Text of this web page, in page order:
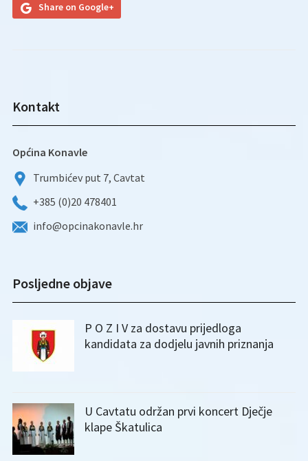
Share on Google+
Kontakt
Općina Konavle
Trumbićev put 7, Cavtat
+385 (0)20 478401
info@opcinakonavle.hr
Posljedne objave
P O Z I V za dostavu prijedloga
kandidata za dodjelu javnih priznanja
U Cavtatu održan prvi koncert Dječje
klape Škatulica